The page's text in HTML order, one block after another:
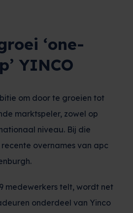
‘one-
YINCO
om door te groeien tot
marktspeler, zowel op
niveau. Bij die
overnames van apc
medewerkers telt, wordt net
onderdeel van Yinco